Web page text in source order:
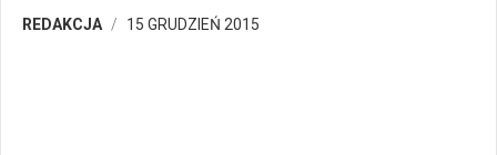
REDAKCJA 15 GRUDZIEŃ 2015